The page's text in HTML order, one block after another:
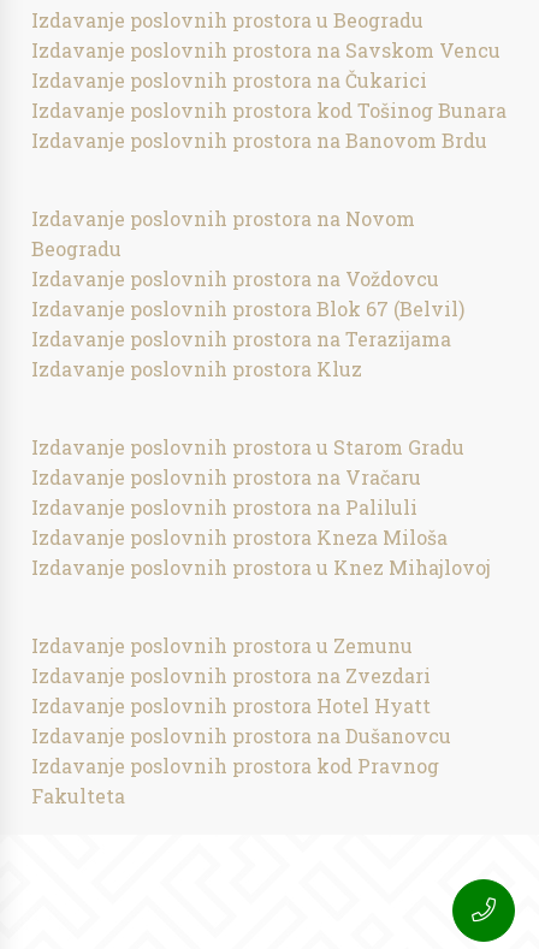
Izdavanje poslovnih prostora u Beogradu
Izdavanje poslovnih prostora na Savskom Vencu
Izdavanje poslovnih prostora na Čukarici
Izdavanje poslovnih prostora kod Tošinog Bunara
Izdavanje poslovnih prostora na Banovom Brdu
Izdavanje poslovnih prostora na Novom
Beogradu
Izdavanje poslovnih prostora na Voždovcu
Izdavanje poslovnih prostora Blok 67 (Belvil)
Izdavanje poslovnih prostora na Terazijama
Izdavanje poslovnih prostora Kluz
Izdavanje poslovnih prostora u Starom Gradu
Izdavanje poslovnih prostora na Vračaru
Izdavanje poslovnih prostora na Paliluli
Izdavanje poslovnih prostora Kneza Miloša
Izdavanje poslovnih prostora u Knez Mihajlovoj
Izdavanje poslovnih prostora u Zemunu
Izdavanje poslovnih prostora na Zvezdari
Izdavanje poslovnih prostora Hotel Hyatt
Izdavanje poslovnih prostora na Dušanovcu
Izdavanje poslovnih prostora kod Pravnog
Fakulteta